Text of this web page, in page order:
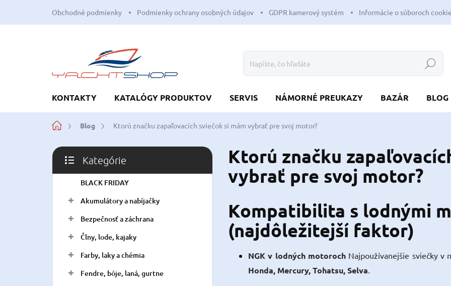
obsah
Obchodné podmienky Podmienky ochrany osobných údajov GDPR kamerový systém Informácie o súboroch
Hľadať
KONTAKTY KATALÓGY PRODUKTOV SERVIS NÁMORNÉ PREUKAZY BAZÁR BLOG
DomovBlog Ktorú značku zapaľovacích sviečok si mám vybrať pre svoj motor?
B
č
Preskočiť
kategórie
Kategórie
BLACK FRIDAY
Akumulátory a nabíjačky
Bezpečnosť a záchrana
Člny, lode, kajaky
Farby, laky a chémia
Fendre, bóje, laná, gurtne
Ktorú značku
vybrať pre svoj motor?
Kompatibilita s lodnými
(najdôležitejší faktor)
NGK v lodných motoroch Najpoužívanejšie sviečky v
Honda, Mercury, Tohatsu, Selva.